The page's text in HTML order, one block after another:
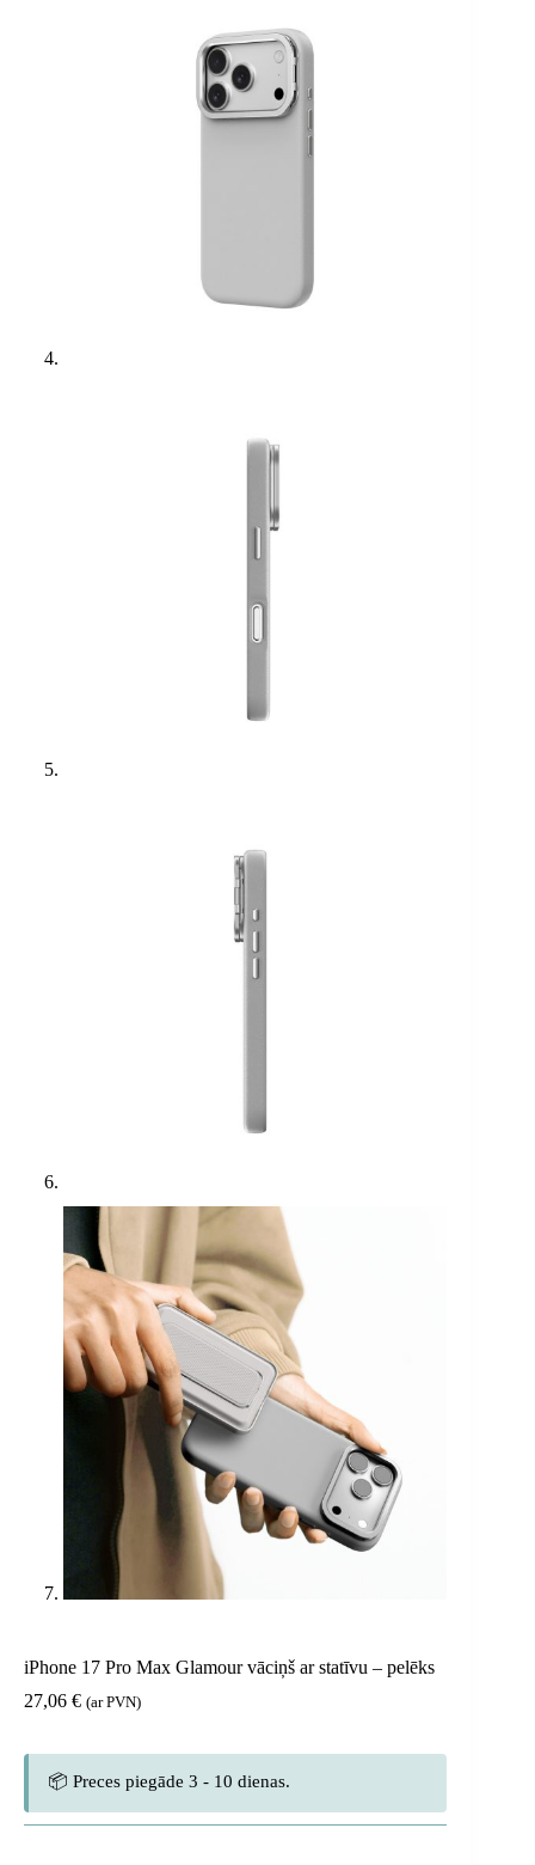
iPhone 17 Pro Max Glamour vāciņš ar statīvu – pelēks
27,06 € (ar PVN)
📦 Preces piegāde 3 - 10 dienas.